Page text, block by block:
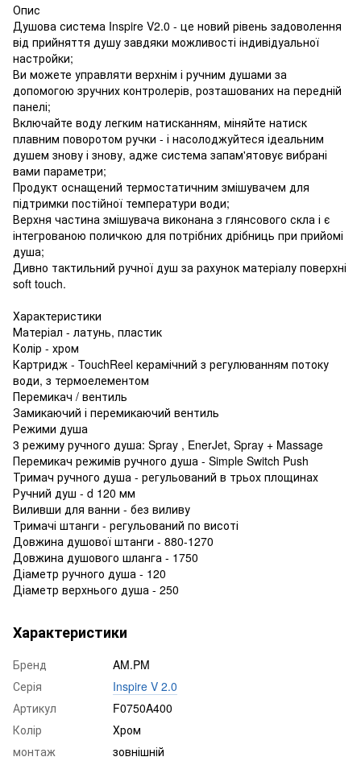
Опис
Душова система Inspire V2.0 - це новий рівень задоволення
від прийняття душу завдяки можливості індивідуальної
настройки;
Ви можете управляти верхнім і ручним душами за
допомогою зручних контролерів, розташованих на передній
панелі;
Включайте воду легким натисканням, міняйте натиск
плавним поворотом ручки - і насолоджуйтеся ідеальним
душем знову і знову, адже система запам'ятовує вибрані
вами параметри;
Продукт оснащений термостатичним змішувачем для
підтримки постійної температури води;
Верхня частина змішувача виконана з глянсового скла і є
інтегрованою поличкою для потрібних дрібниць при прийомі
душа;
Дивно тактильний ручної душ за рахунок матеріалу поверхні
soft touch.
Характеристики
Матеріал - латунь, пластик
Колір - хром
Картридж - TouchReel керамічний з регулюванням потоку
води, з термоелементом
Перемикач / вентиль
Замикаючий і перемикаючий вентиль
Режими душа
3 режиму ручного душа: Spray , EnerJet, Spray + Massage
Перемикач режимів ручного душа - Simple Switch Push
Тримач ручного душа - регульований в трьох площинах
Ручний душ - d 120 мм
Виливши для ванни - без виливу
Тримачі штанги - регульований по висоті
Довжина душової штанги - 880-1270
Довжина душового шланга - 1750
Діаметр ручного душа - 120
Діаметр верхнього душа - 250
Характеристики
Бренд
AM.PM
Серія
Inspire V 2.0
Артикул
F0750A400
Колір
Хром
монтаж
зовнішній